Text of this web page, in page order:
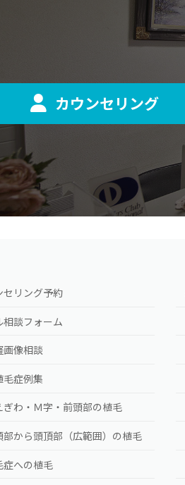
カウンセリング
セリング予約
相談フォーム
画像相談
毛症例集
ぎわ・Ｍ字・前頭部の植毛
部から頭頂部（広範囲）の植毛
症への植毛